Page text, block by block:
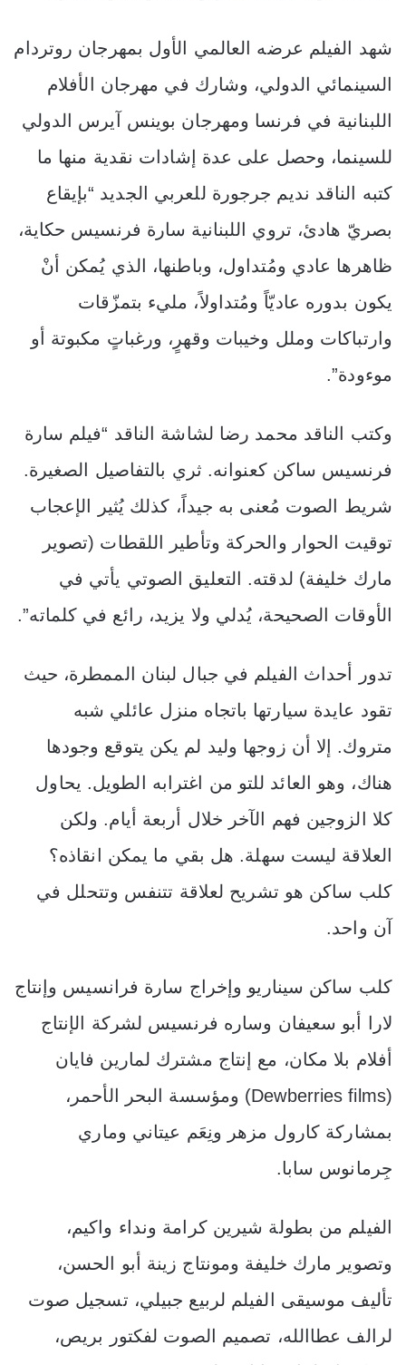
شهد الفيلم عرضه العالمي الأول بمهرجان روتردام
السينمائي الدولي، وشارك في مهرجان الأفلام
اللبنانية في فرنسا ومهرجان بوينس آيرس الدولي
للسينما، وحصل على عدة إشادات نقدية منها ما
كتبه الناقد نديم جرجورة للعربي الجديد “بإيقاع
بصريّ هادئ، تروي اللبنانية سارة فرنسيس حكاية،
ظاهرها عادي ومُتداول، وباطنها، الذي يُمكن أنْ
يكون بدوره عاديّاً ومُتداولاً، مليء بتمزّقات
وارتباكات وملل وخيبات وقهرٍ، ورغباتٍ مكبوتة أو
موءودة”.
وكتب الناقد محمد رضا لشاشة الناقد “فيلم سارة
فرنسيس ساكن كعنوانه. ثري بالتفاصيل الصغيرة.
شريط الصوت مُعنى به جيداً، كذلك يُثير الإعجاب
توقيت الحوار والحركة وتأطير اللقطات (تصوير
مارك خليفة) لدقته. التعليق الصوتي يأتي في
الأوقات الصحيحة، يُدلي ولا يزيد، رائع في كلماته”.
تدور أحداث الفيلم في جبال لبنان الممطرة، حيث
تقود عايدة سيارتها باتجاه منزل عائلي شبه
متروك. إلا أن زوجها وليد لم يكن يتوقع وجودها
هناك، وهو العائد للتو من اغترابه الطويل. يحاول
كلا الزوجين فهم الآخر خلال أربعة أيام. ولكن
العلاقة ليست سهلة. هل بقي ما يمكن انقاذه؟
كلب ساكن هو تشريح لعلاقة تتنفس وتتحلل في
آن واحد.
كلب ساكن سيناريو وإخراج سارة فرانسيس وإنتاج
لارا أبو سعيفان وساره فرنسيس لشركة الإنتاج
أفلام بلا مكان، مع إنتاج مشترك لمارين فايان
(Dewberries films) ومؤسسة البحر الأحمر،
بمشاركة كارول مزهر ونِعَم عيتاني وماري
جِرمانوس سابا.
الفيلم من بطولة شيرين كرامة ونداء واكيم،
وتصوير مارك خليفة ومونتاج زينة أبو الحسن،
تأليف موسيقى الفيلم لربيع جبيلي، تسجيل صوت
لرالف عطاالله، تصميم الصوت لفكتور بريص،